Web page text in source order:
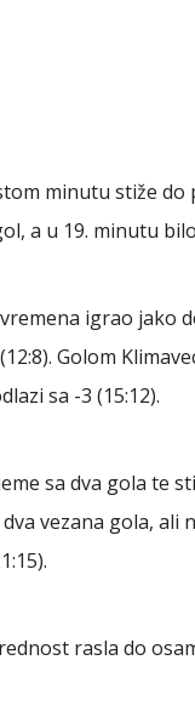
minutu stiže do
a u 19. minutu
igrao jako
Golom
sa -3 (15:12).
sa dva gola te
vezana gola, ali
rasla do